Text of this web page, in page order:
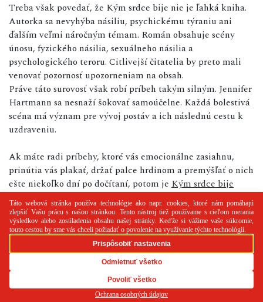
Treba však povedať, že Kým srdce bije nie je ľahká kniha.
Autorka sa nevyhýba násiliu, psychickému týraniu ani
ďalším veľmi náročným témam. Román obsahuje scény
únosu, fyzického násilia, sexuálneho násilia a
psychologického teroru. Citlivejší čitatelia by preto mali
venovať pozornosť upozorneniam na obsah.
Práve táto surovosť však robí príbeh takým silným. Jennifer
Hartmann sa nesnaží šokovať samoúčelne. Každá bolestivá
scéna má význam pre vývoj postáv a ich následnú cestu k
uzdraveniu.
Ak máte radi príbehy, ktoré vás emocionálne zasiahnu,
prinútia vás plakať, držať palce hrdinom a premýšľať o nich
ešte niekoľko dní po dočítaní, potom je Kým srdce bije
výbornou voľbou.
PR článok
používania cookies
RSS